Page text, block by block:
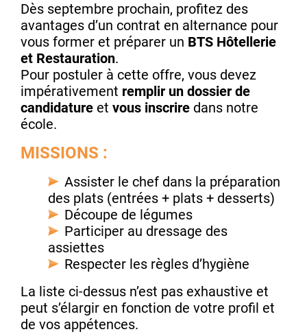
Dès septembre prochain, profitez des
avantages d’un contrat en alternance pour
vous former et préparer un BTS Hôtellerie
et Restauration.
Pour postuler à cette offre, vous devez
impérativement remplir un dossier de
candidature et vous inscrire dans notre
école.
MISSIONS :
Assister le chef dans la préparation
des plats (entrées + plats + desserts)
Découpe de légumes
Participer au dressage des
assiettes
Respecter les règles d’hygiène
La liste ci-dessus n’est pas exhaustive et
peut s’élargir en fonction de votre profil et
de vos appétences.